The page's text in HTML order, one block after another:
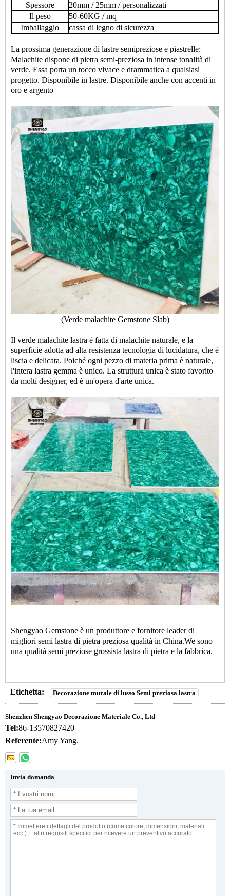
Spessore
20mm / 25mm / personalizzati
Il peso
50-60KG / mq
Imballaggio
cassa di legno di sicurezza
La prossima generazione di lastre semipreziose e piastrelle:
Malachite dispone di pietra semi-preziosa in intense tonalità di
verde. Essa porta un tocco vivace e drammatica a qualsiasi
progetto. Disponibile in lastre. Disponibile anche con accenti in
oro e argento
(Verde malachite Gemstone Slab)
Il verde malachite lastra è fatta di malachite naturale, e la
superficie adotta ad alta resistenza tecnologia di lucidatura, che è
liscia e delicata. Poiché ogni pezzo di materia prima è naturale,
l'intera lastra gemma è unico. La struttura unica è stato favorito
da molti designer, ed è un'opera d'arte unica.
Shengyao Gemstone è un produttore e fornitore leader di
migliori semi lastra di pietra preziosa qualità in China.We sono
una qualità semi preziose grossista lastra di pietra e la fabbrica.
Etichetta: Decorazione murale di lusso Semi preziosa lastra
Shenzhen Shengyao Decorazione Materiale Co., Ltd
Tel:86-13570827420
Referente:Amy Yang.
Invia domanda